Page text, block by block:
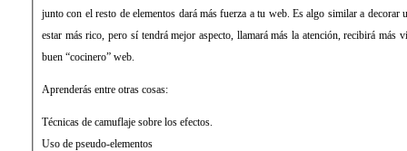
junto con el resto de elementos dará más fuerza a tu web. Es algo similar a decorar
estar más rico, pero sí tendrá mejor aspecto, llamará más la atención, recibirá más
buen “cocinero” web.
Aprenderás entre otras cosas:
Técnicas de camuflaje sobre los efectos.
Uso de pseudo-elementos